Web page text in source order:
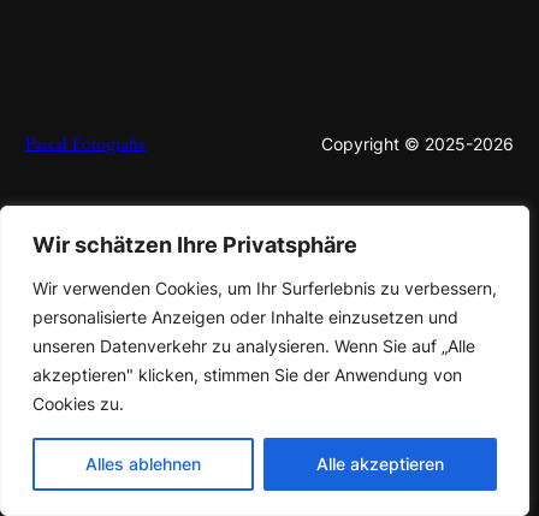
Wir schätzen Ihre Privatsphäre
Wir verwenden Cookies, um Ihr Surferlebnis zu verbessern,
personalisierte Anzeigen oder Inhalte einzusetzen und
unseren Datenverkehr zu analysieren. Wenn Sie auf „Alle
akzeptieren" klicken, stimmen Sie der Anwendung von
Cookies zu.
Alles ablehnen Alle akzeptieren
Pascal Fotografie Copyright © 2025-2026